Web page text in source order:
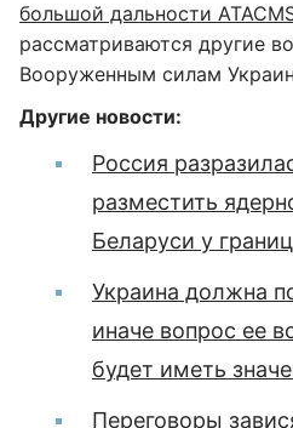
большой дальности
рассматриваются другие
Вооруженным силам
Другие новости:
Россия
разместить
Беларуси у
Украина должна
иначе вопрос ее
будет иметь
Переговоры